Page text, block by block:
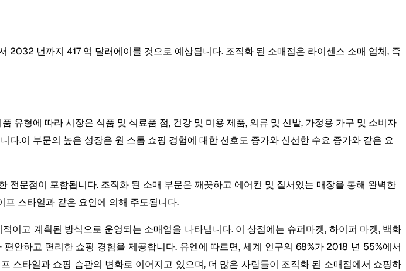
년까지 417 억 달러에이를 것으로 예상됩니다. 조직화 된 소매점은 라이센스 소매 업체, 즉
유형에 따라 시장은 식품 및 식료품 점, 건강 및 미용 제품, 의류 및 신발, 가정용 가구 및 소비자
.이 부문의 높은 성장은 원 스톱 쇼핑 경험에 대한 선호도 증가와 신선한 수요 증가와 같은 요
전문점이 포함됩니다. 조직화 된 소매 부문은 깨끗하고 에어컨 및 질서있는 매장을 통해 완벽한
프 스타일과 같은 요인에 의해 주도됩니다.
이고 계획된 방식으로 운영되는 소매업을 나타냅니다. 이 상점에는 슈퍼마켓, 하이퍼 마켓, 백화
안하고 편리한 쇼핑 경험을 제공합니다. 유엔에 따르면, 세계 인구의 68%가 2018 년 55%에서
스타일과 쇼핑 습관의 변화로 이어지고 있으며, 더 많은 사람들이 조직화 된 소매점에서 쇼핑하